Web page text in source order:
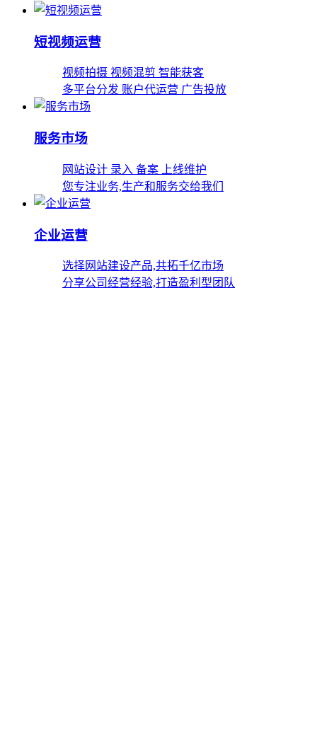
短视频运营
视频拍摄 视频混剪 智能获客
多平台分发 账户代运营 广告投放
服务市场
网站设计 录入 备案 上线维护
您专注业务,生产和服务交给我们
企业运营
选择网站建设产品,共拓千亿市场
分享公司经营经验,打造盈利型团队